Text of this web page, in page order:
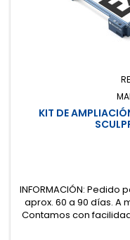
KIT DE
INFORMACIÓN:
aprox. 60 a 90 días. A
Contamos con
del